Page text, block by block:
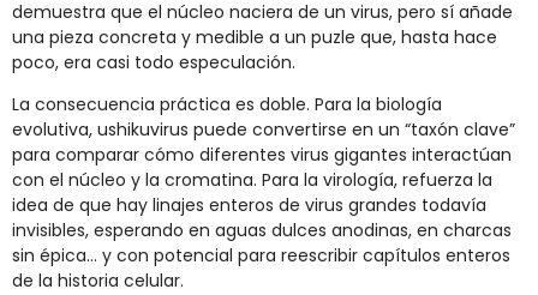
demuestra que el núcleo naciera de un virus, pero sí añade
una pieza concreta y medible a un puzle que, hasta hace
poco, era casi todo especulación.
La consecuencia práctica es doble. Para la biología
evolutiva, ushikuvirus puede convertirse en un “taxón clave”
para comparar cómo diferentes virus gigantes interactúan
con el núcleo y la cromatina. Para la virología, refuerza la
idea de que hay linajes enteros de virus grandes todavía
invisibles, esperando en aguas dulces anodinas, en charcas
sin épica… y con potencial para reescribir capítulos enteros
de la historia celular.